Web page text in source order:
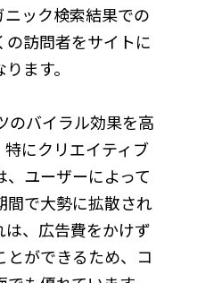
ック検索結果での
訪問者をサイトに
ます。
のバイラル効果を高
にクリエイティブ
ユーザーによって
間で大勢に拡散され
は、広告費をかけず
とができるため、コ